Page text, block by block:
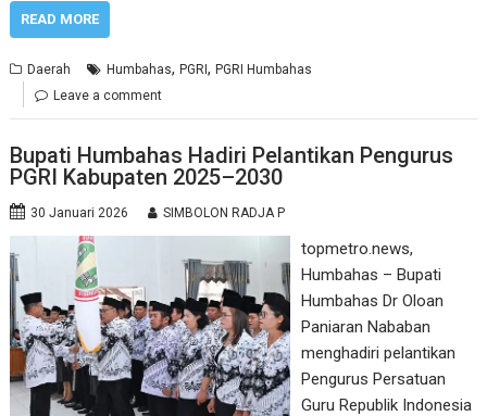
READ MORE
Daerah Humbahas,PGRI,PGRI Humbahas
Leave a comment
Bupati Humbahas Hadiri Pelantikan Pengurus
PGRI Kabupaten 2025–2030
30 Januari 2026 SIMBOLON RADJA P
topmetro.news,
Humbahas – Bupati
Humbahas Dr Oloan
Paniaran Nababan
menghadiri pelantikan
Pengurus Persatuan
Guru Republik Indonesia